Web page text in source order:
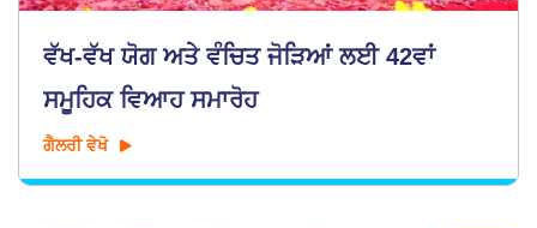
ਵੱਖ-ਵੱਖ ਯੋਗ ਅਤੇ ਵੰਚਿਤ ਜੋੜਿਆਂ ਲਈ 42ਵਾਂ
ਸਮੂਹਿਕ ਵਿਆਹ ਸਮਾਰੋਹ
ਗੈਲਰੀ ਵੇਖੋ